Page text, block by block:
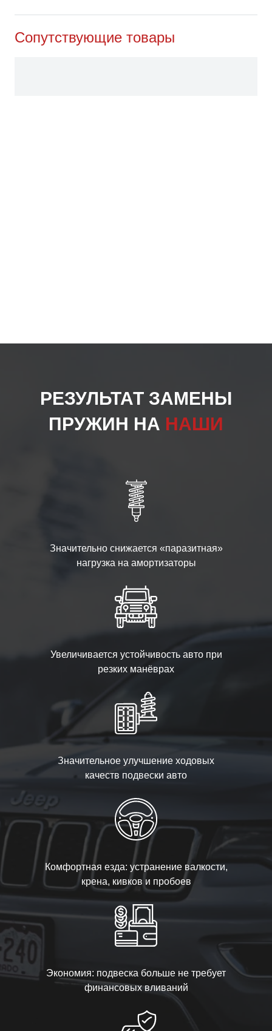
Сопутствующие товары
РЕЗУЛЬТАТ ЗАМЕНЫ
ПРУЖИН НА НАШИ
Значительно снижается «паразитная»
нагрузка на амортизаторы
Увеличивается устойчивость авто при
резких манёврах
Значительное улучшение ходовых
качеств подвески авто
Комфортная езда: устранение валкости,
крена, кивков и пробоев
Экономия: подвеска больше не требует
финансовых вливаний